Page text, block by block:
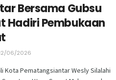
Bersama Gubsu
Hadiri Pembukaan
06/2026
Kota Pematangsiantar Wesly Silalahi